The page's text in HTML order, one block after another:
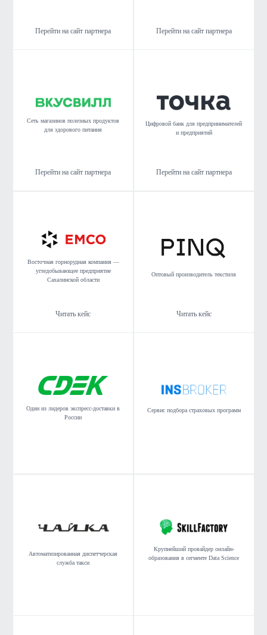
Перейти на сайт партнера Перейти на сайт партнера
Сеть магазинов полезных продуктов
для здорового питания
Перейти на сайт партнера
Цифровой банк для предпринимателей
и предприятий
Перейти на сайт партнера
Восточная горнорудная компания —
угледобывающее предприятие
Сахалинской области
Читать кейс
Оптовый производитель текстиля
Читать кейс
Один из лидеров экспресс-доставки в
России
Сервис подбора страховых программ
Автоматизированная диспетчерская
служба такси
Крупнейший провайдер онлайн-
образования в сегменте Data Science